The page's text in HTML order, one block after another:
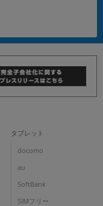
タブレット
docomo
au
SoftBank
SIMフリー